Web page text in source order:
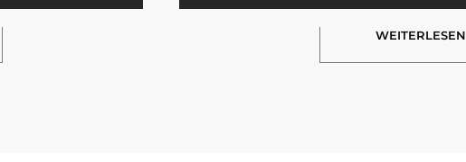
WEITERLESEN